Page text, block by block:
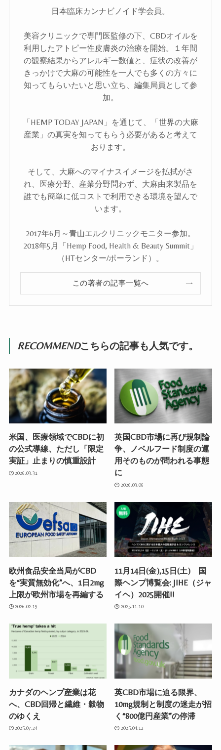
日本臨床カンナビノイド学会員。
美容クリニックで専門医監修の下、CBDオイルを
利用したアトピー性皮膚炎の治療を開始。１年間
の観察結果からアレルギー数値と、症状の改善が
きっかけで大麻の可能性を一人でも多くの方々に
知ってもらいたいと思い立ち、編集局員として参
加。
「HEMP TODAY JAPAN」を通じて、「世界の大麻
産業」の真実を知ってもらう必要があると考えて
おります。
そして、大麻へのマイナスイメージを払拭がさ
れ、医療分野、産業分野問わず、大麻由来製品を
誰でも簡単に低コストで利用できる環境を望んで
います。
2017年6月～青山エルクリニックモニター参加。
2018年5月「Hemp Food, Health & Beauty Summit」
（HTセンター/ポーランド）。
この著者の記事一覧へ
RECOMMENDこちらの記事も人気です。
米国、医療領域でCBDに初
の公式導線、ただし「限定
実証」止まりの慎重設計
2026.03.31
英国CBD市場に再び規制論
争、ノベルフード制度の運
用そのものが問われる事態
に
2026.03.06
欧州食品安全当局がCBD
を“実質無効化”へ、1日2mg
上限が欧州市場を再編する
2026.02.19
11月14日(金),15日(土) 国
際ヘンプ博覧会: JIHE（ジャ
イヘ）2025開催!!
2025.11.10
カナダのヘンプ産業は花
へ、CBD回帰と繊維・穀物
のゆくえ
2025.07.24
英CBD市場に迫る限界、
10mg規制と制度の迷走が招
く“800億円産業”の停滞
2025.04.12